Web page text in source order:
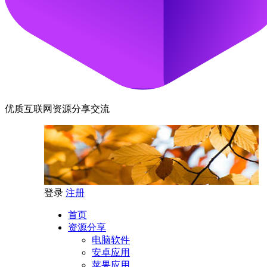
优质互联网资源分享交流
登录 注册
首页
资源分享
电脑软件
安卓应用
苹果应用